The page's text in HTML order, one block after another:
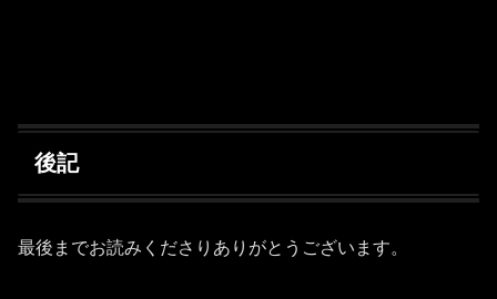
後記
最後までお読みくださりありがとうございます。